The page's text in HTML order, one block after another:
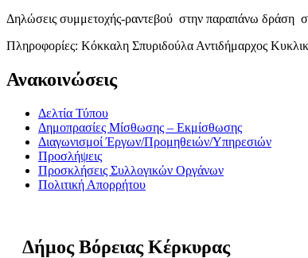
Δηλώσεις συμμετοχής-ραντεβού στην παραπάνω
Πληροφορίες: Κόκκαλη Σπυριδούλα Αντιδήμαρχος
Ανακοινώσεις
Δελτία Τύπου
Δημοπρασίες Μίσθωσης – Εκμίσθωσης
Διαγωνισμοί Έργων/Προμηθειών/Υπηρεσιών
Προσλήψεις
Προσκλήσεις Συλλογικών Οργάνων
Πολιτική Απορρήτου
Δήμος Βόρειας Κέρκυρας